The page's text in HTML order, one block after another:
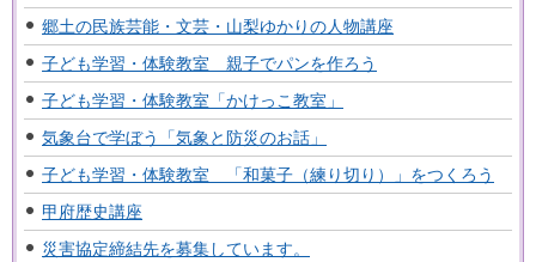
郷土の民族芸能・文芸・山梨ゆかりの人物講座
子ども学習・体験教室 親子でパンを作ろう
子ども学習・体験教室「かけっこ教室」
気象台で学ぼう「気象と防災のお話」
子ども学習・体験教室 「和菓子（練り切り）」をつくろう
甲府歴史講座
災害協定締結先を募集しています。